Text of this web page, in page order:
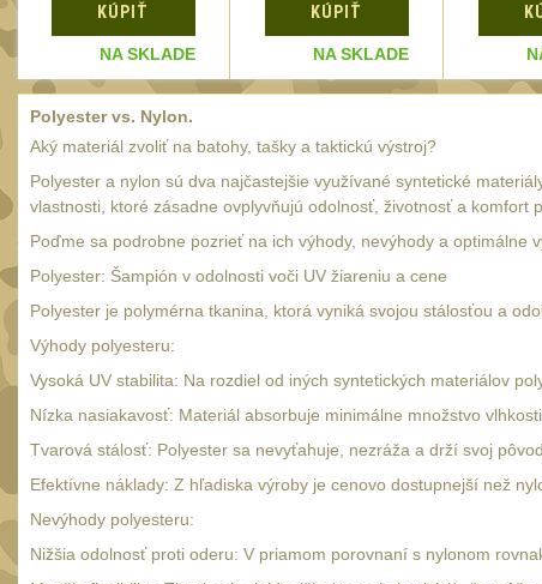
KÚPIŤ
NA SKLADE
KÚPIŤ
NA SKLADE
Polyester vs. Nylon.
Aký materiál zvoliť na batohy, tašky a taktickú výstroj?
Polyester a nylon sú dva najčastejšie využívané syntetické
vlastnosti, ktoré zásadne ovplyvňujú odolnosť, životnosť a komfort
Poďme sa podrobne pozrieť na ich výhody, nevýhody a optimálne
Polyester: Šampión v odolnosti voči UV žiareniu a cene
Polyester je polymérna tkanina, ktorá vyniká svojou stálosťou a
Výhody polyesteru:
Vysoká UV stabilita: Na rozdiel od iných syntetických materiálov
Nízka nasiakavosť: Materiál absorbuje minimálne množstvo
Tvarová stálosť: Polyester sa nevyťahuje, nezráža a drží svoj
Efektívne náklady: Z hľadiska výroby je cenovo dostupnejší než
Nevýhody polyesteru:
Nižšia odolnosť proti oderu: V priamom porovnaní s nylonom